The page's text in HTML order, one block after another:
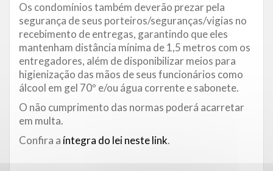
Os condomínios também deverão prezar pela
segurança de seus porteiros/seguranças/vigias no
recebimento de entregas, garantindo que eles
mantenham distância mínima de 1,5 metros com os
entregadores, além de disponibilizar meios para
higienização das mãos de seus funcionários como
álcool em gel 70º e/ou água corrente e sabonete.
O não cumprimento das normas poderá acarretar
em multa.
Confira a íntegra do lei neste link.